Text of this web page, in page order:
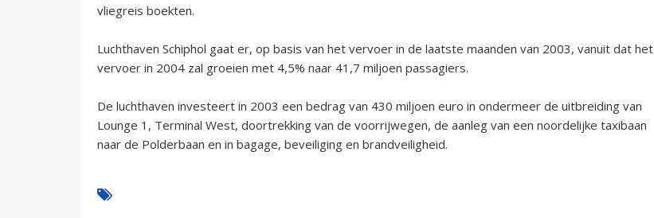
vliegreis boekten.
Luchthaven Schiphol gaat er, op basis van het vervoer in de laatste maanden van 2003, vanuit dat het
vervoer in 2004 zal groeien met 4,5% naar 41,7 miljoen passagiers.
De luchthaven investeert in 2003 een bedrag van 430 miljoen euro in ondermeer de uitbreiding van
Lounge 1, Terminal West, doortrekking van de voorrijwegen, de aanleg van een noordelijke taxibaan
naar de Polderbaan en in bagage, beveiliging en brandveiligheid.